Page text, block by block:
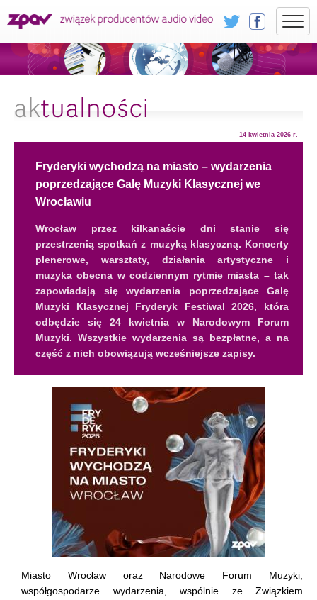
14 kwietnia 2026 r.
Fryderyki wychodzą na miasto – wydarzenia
poprzedzające Galę Muzyki Klasycznej we
Wrocławiu
Wrocław przez kilkanaście dni stanie się
przestrzenią spotkań z muzyką klasyczną. Koncerty
plenerowe, warsztaty, działania artystyczne i
muzyka obecna w codziennym rytmie miasta – tak
zapowiadają się wydarzenia poprzedzające Galę
Muzyki Klasycznej Fryderyk Festiwal 2026, która
odbędzie się 24 kwietnia w Narodowym Forum
Muzyki. Wszystkie wydarzenia są bezpłatne, a na
część z nich obowiązują wcześniejsze zapisy.
Miasto Wrocław oraz Narodowe Forum Muzyki,
współgospodarze wydarzenia, wspólnie ze Związkiem